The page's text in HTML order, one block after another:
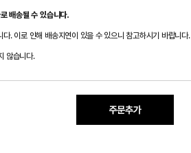
배송될 수 있습니다.
다. 이로 인해 배송지연이 있을 수 있으니 참고하시기 바랍니다.
않습니다.